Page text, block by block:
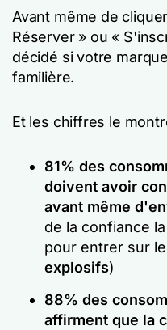
Avant même de
Réserver » ou «
décidé si votre
familière.
Et les chiffres le
81% des
doivent avoir
avant même
de la confiance
pour entrer sur
explosifs)
88% des
affirment que la